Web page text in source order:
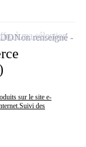
sur le site e-
des
Non renseigné
à ma sélection